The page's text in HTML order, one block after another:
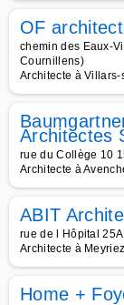
OF
chemin des Eaux-
Cournillens)
Architecte à Villars-
Architectes
rue du Collège 10
Architecte à
ABIT
rue de l Hôpital
Architecte à Meyriez
Home +